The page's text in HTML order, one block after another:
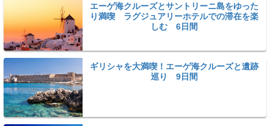
エーゲ海クルーズとサントリーニ島をゆった
り満喫 ラグジュアリーホテルでの滞在を楽
しむ 6日間
ギリシャを大満喫！エーゲ海クルーズと遺跡
巡り 9日間